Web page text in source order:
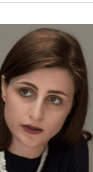
KOSOVË